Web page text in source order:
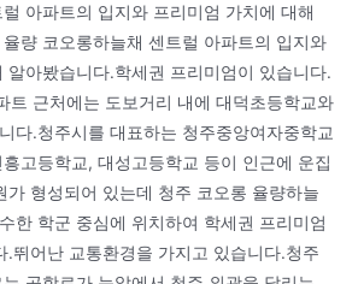
아파트의 입지와 프리미엄 가치에 대해
량 코오롱하늘채 센트럴 아파트의 입지와
알아봤습니다.학세권 프리미엄이 있습니다.
트 근처에는 도보거리 내에 대덕초등학교와
다.청주시를 대표하는 청주중앙여자중학교
고등학교, 대성고등학교 등이 인근에 운집
가 형성되어 있는데 청주 코오롱 율량하늘
한 학군 중심에 위치하여 학세권 프리미엄
.뛰어난 교통환경을 가지고 있습니다.청주